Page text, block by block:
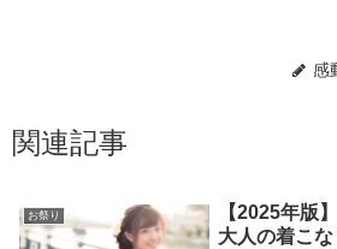
感
関連記事
お祭り
【2025年版
大人の着こ